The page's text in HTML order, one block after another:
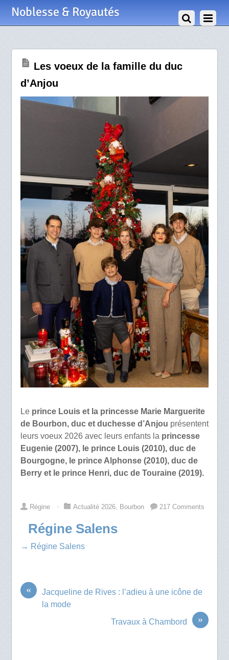
Noblesse & Royautés
Les voeux de la famille du duc
d’Anjou
Le prince Louis et la princesse Marie Marguerite
de Bourbon, duc et duchesse d’Anjou présentent
leurs voeux 2026 avec leurs enfants la princesse
Eugenie (2007), le prince Louis (2010), duc de
Bourgogne, le prince Alphonse (2010), duc de
Berry et le prince Henri, duc de Touraine (2019).
Régine ⋅ Actualité 2026, Bourbon 217 Comments
Régine Salens
→ Régine Salens
«
Jacqueline de Rives : l’adieu à une icône de
la mode
»
Travaux à Chambord